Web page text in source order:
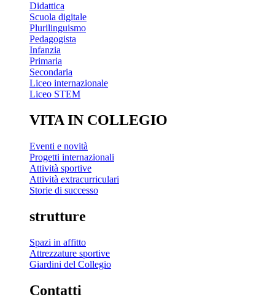
Didattica
Scuola digitale
Plurilinguismo
Pedagogista
Infanzia
Primaria
Secondaria
Liceo internazionale
Liceo STEM
VITA IN COLLEGIO
Eventi e novità
Progetti internazionali
Attività sportive
Attività extracurriculari
Storie di successo
strutture
Spazi in affitto
Attrezzature sportive
Giardini del Collegio
Contatti